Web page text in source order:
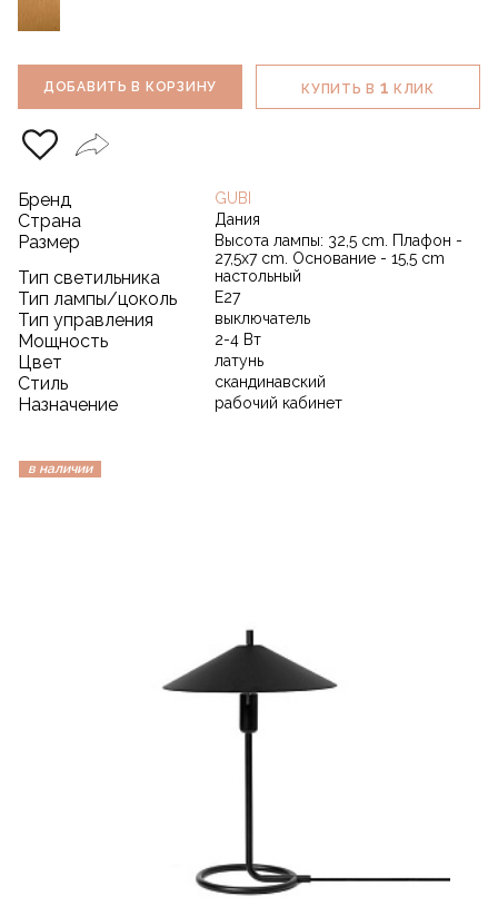
ДОБАВИТЬ В КОРЗИНУ КУПИТЬ В 1 КЛИК
Бренд GUBI
Страна Дания
Размер
Высота лампы: 32,5 cm. Плафон -
27,5x7 cm. Основание - 15,5 cm
Тип светильника настольный
Тип лампы/цоколь E27
Тип управления выключатель
Мощность 2-4 Вт
Цвет латунь
Стиль скандинавский
Назначение рабочий кабинет
в наличии